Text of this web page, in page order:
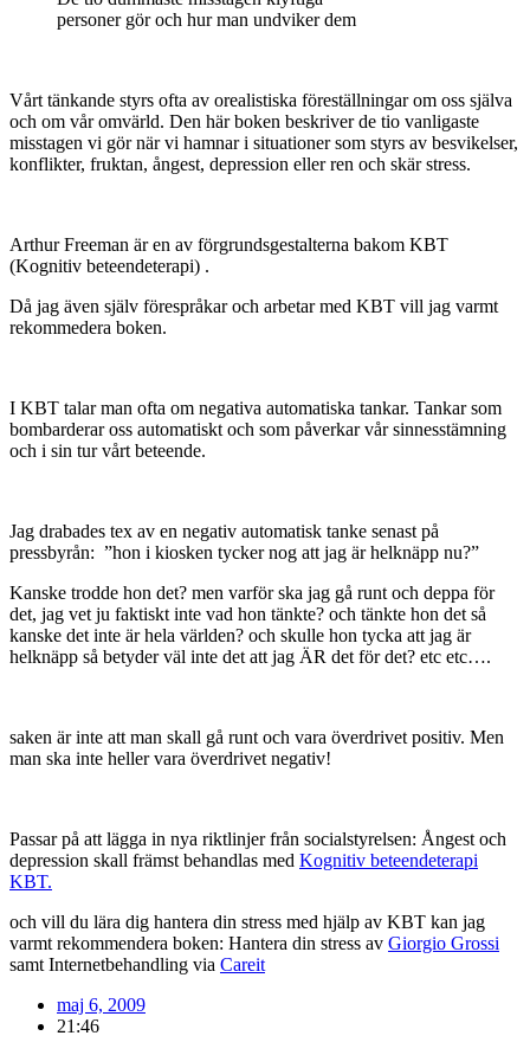
personer gör och hur man undviker dem
Vårt tänkande styrs ofta av orealistiska föreställningar om oss själva
och om vår omvärld. Den här boken beskriver de tio vanligaste
misstagen vi gör när vi hamnar i situationer som styrs av besvikelser,
konflikter, fruktan, ångest, depression eller ren och skär stress.
Arthur Freeman är en av förgrundsgestalterna bakom KBT
(Kognitiv beteendeterapi) .
Då jag även själv förespråkar och arbetar med KBT vill jag varmt
rekommedera boken.
I KBT talar man ofta om negativa automatiska tankar. Tankar som
bombarderar oss automatiskt och som påverkar vår sinnesstämning
och i sin tur vårt beteende.
Jag drabades tex av en negativ automatisk tanke senast på
pressbyrån: ”hon i kiosken tycker nog att jag är helknäpp nu?”
Kanske trodde hon det? men varför ska jag gå runt och deppa för
det, jag vet ju faktiskt inte vad hon tänkte? och tänkte hon det så
kanske det inte är hela världen? och skulle hon tycka att jag är
helknäpp så betyder väl inte det att jag ÄR det för det? etc etc….
saken är inte att man skall gå runt och vara överdrivet positiv. Men
man ska inte heller vara överdrivet negativ!
Passar på att lägga in nya riktlinjer från socialstyrelsen: Ångest och
depression skall främst behandlas med Kognitiv beteendeterapi
KBT.
och vill du lära dig hantera din stress med hjälp av KBT kan jag
varmt rekommendera boken: Hantera din stress av Giorgio Grossi
samt Internetbehandling via Careit
maj 6, 2009
21:46